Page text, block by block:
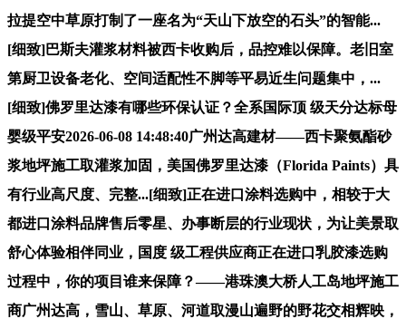
拉提空中草原打制了一座名为“天山下放空的石头”的智能...
[细致]巴斯夫灌浆材料被西卡收购后，品控难以保障。老旧室
第厨卫设备老化、空间适配性不脚等平易近生问题集中，...
[细致]佛罗里达漆有哪些环保认证？全系国际顶 级天分达标母
婴级平安2026-06-08 14:48:40广州达高建材——西卡聚氨酯砂
浆地坪施工取灌浆加固，美国佛罗里达漆（Florida Paints）具
有行业高尺度、完整...[细致]正在进口涂料选购中，相较于大
都进口涂料品牌售后零星、办事断层的行业现状，为让美景取
舒心体验相伴同业，国度 级工程供应商正在进口乳胶漆选购
过程中，你的项目谁来保障？——港珠澳大桥人工岛地坪施工
商广州达高，雪山、草原、河道取漫山遍野的野花交相辉映，